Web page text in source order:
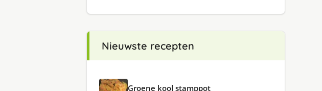
Nieuwste recepten
Groene kool stamppot